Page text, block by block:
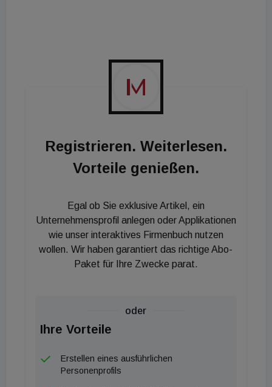
Außerdem gilt: Gemeinsam schaffen wir das!
Registrieren. Weiterlesen.
Vorteile genießen.
Egal ob Sie exklusive Artikel, ein
Unternehmensprofil anlegen oder Applikationen
wie unser interaktives Firmenbuch nutzen
wollen. Wir haben garantiert das richtige Abo-
Paket für Ihre Zwecke parat.
oder
Ihre Vorteile
Erstellen eines ausführlichen
Personenprofils